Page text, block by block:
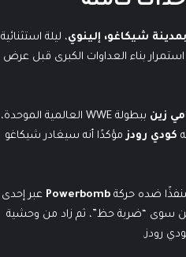
شيكاغو، إلينوي، ليلة استثنائية
بناء العداوات الكبرى قبل عرض
زين
ببطولة WWE العالمية الموحدة،
كودي رودز مؤكدًا أنه سيغادر شيكاغو
ضده حركةPowerbomb عبر إحدى
يكن سوى “ضربة حظ”، ثم زاد من وحشية
رودز.